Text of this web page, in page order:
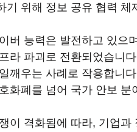
기 위해 정보 공유 협력 체
버 능력은 발전하고 있으
라 파괴로 전환되었습니
깨우는 사례로 작용합니
화폐를 넘어 국가 안보
이 격화됨에 따라, 기업